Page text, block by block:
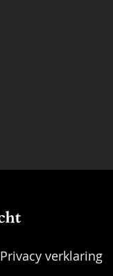
Privacy verklaring